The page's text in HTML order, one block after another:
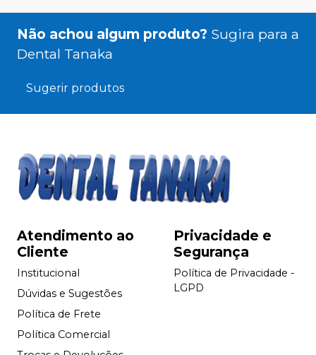
Não achou algum produto? Sugira para a
Dental Tanaka
Sugerir produtos
Atendimento ao
Cliente
Institucional
Dúvidas e Sugestões
Política de Frete
Política Comercial
Privacidade e
Segurança
Política de Privacidade -
LGPD